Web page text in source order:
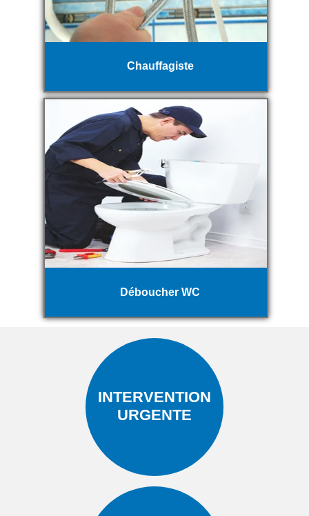
Chauffagiste
Déboucher WC
INTERVENTION
URGENTE